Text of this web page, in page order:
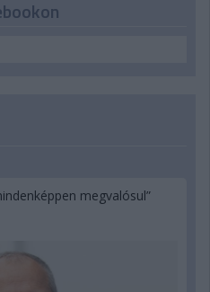
megvalósul”